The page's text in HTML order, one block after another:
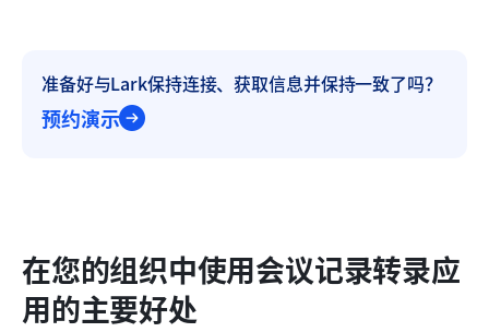
准备好与Lark保持连接、获取信息并保持一致了吗？
预约演示
在您的组织中使用会议记录转录应
用的主要好处